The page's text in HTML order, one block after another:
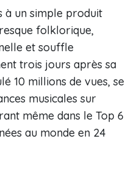
à un simple produit
folklorique,
et souffle
trois jours après sa
10 millions de vues, se
musicales sur
même dans le Top 6
au monde en 24